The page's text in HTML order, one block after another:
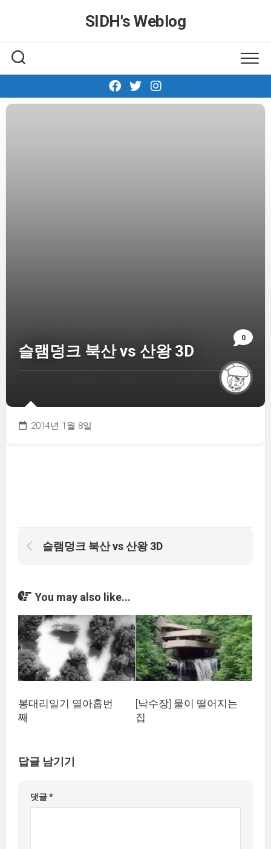
SIDH′s Weblog
0
슬램덩크 북산 vs 산왕 3D
2014년 1월 8일
슬램덩크 북산 vs 산왕 3D
You may also like...
봉대리일기 열아홉번
째
[낙수장] 물이 떨어지는
집
답글 남기기
댓글*